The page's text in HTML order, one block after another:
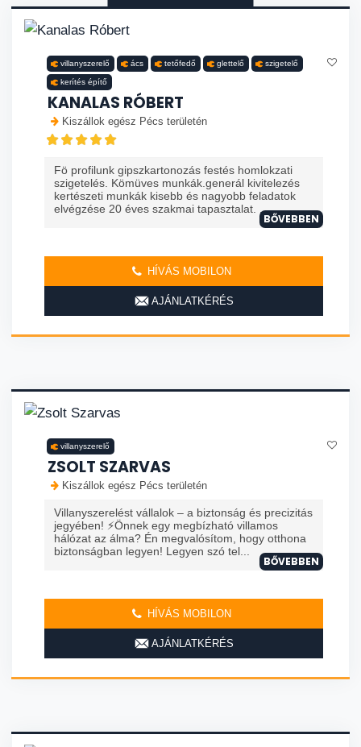
villanyszerelő ács tetőfedő glettelő szigetelő
kerítés építő
KANALAS RÓBERT
Kiszállok egész Pécs területén
Fö profilunk gipszkartonozás festés homlokzati
szigetelés. Kömüves munkák.generál kivitelezés
kertészeti munkák kisebb és nagyobb feladatok
elvégzése 20 éves szakmai tapasztalat. ...
BŐVEBBEN
HÍVÁS MOBILON
AJÁNLATKÉRÉS
villanyszerelő
ZSOLT SZARVAS
Kiszállok egész Pécs területén
Villanyszerelést vállalok – a biztonság és precizitás
jegyében! ⚡Önnek egy megbízható villamos
hálózat az álma? Én megvalósítom, hogy otthona
biztonságban legyen! Legyen szó tel...
BŐVEBBEN
HÍVÁS MOBILON
AJÁNLATKÉRÉS